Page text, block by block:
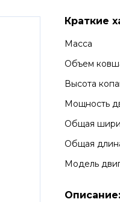
Краткие
Масса
Объем
Высота
Мощность
Общая
Общая
Модель
Описание: